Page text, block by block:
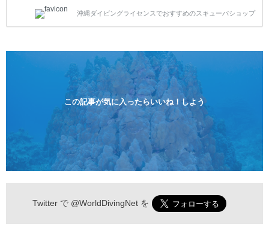
1人様から気軽にご参加ください。 全てのコースで高
画質の記念撮影&水中撮影付きです。初心者の方やダ
ンペーン！！￥16800 ￥11800(税込) 器材 / 送迎 / 保
険 / 全て込み ダイビングがはじめての方や初心者でも
気軽に体験できる半日のコース。沖縄本島のビーチか
らのんびりダイビングを楽しめます...
沖縄ダイビングライセンスでおすすめのスキューバショップ
この記事が気に入ったらいいね！しよう
Twitter で @WorldDivingNetを